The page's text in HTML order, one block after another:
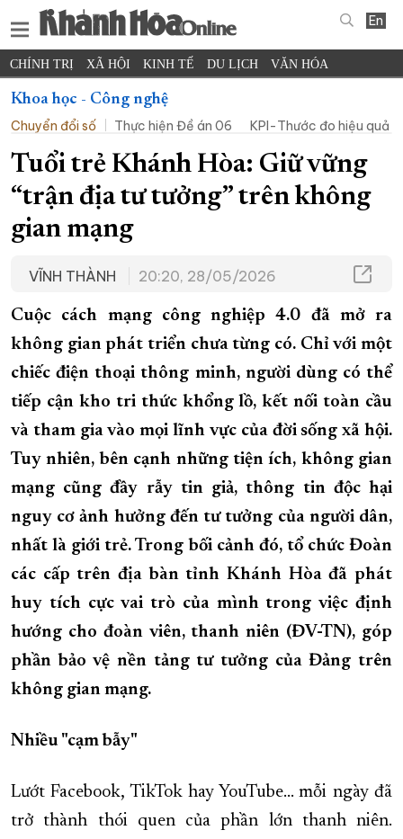
En
CHÍNH TRỊ XÃ HỘI KINH TẾ DU LỊCH VĂN HÓA
THỂ THAO ĐỜI SỐNG TIN ĐỊA PHƯƠNG
KHOA HỌC - CÔNG NGHỆ PHÁP LUẬT BẠN ĐỌC PHÓNG SỰ
THẾ GIỚI MULTIMEDIA VIDEO ĐỌC BÁO ONLINE
PODCAST THÔNG TIN - QUẢNG CÁO
QUY HOẠCH TỈNH KHÁNH HÒA
CHUNG TAY CẢI CÁCH HÀNH CHÍNH
XÂY DỰNG NÔNG THÔN MỚI LỊCH CẮT ĐIỆN
TÀU - XE - MÁY BAY
KỶ NIỆM 370 NĂM XÂY DỰNG VÀ PHÁT TRIỂN TỈNH KHÁNH HÒA
KHOẢNH KHẮC ĐẸP XỨ TRẦM
XÂY DỰNG KHÁNH HÒA TRỞ THÀNH THÀNH PHỐ TRỰC THUỘC
ĐẠI HỘI ĐẢNG CÁC CẤP TRANG CHỦ VỀ BÁO KHÁNH HÒA
Khoa học - Công nghệ
Chuyển đổi số
Thực hiện Đề án 06 KPI-Thước đo hiệu quả
Tuổi trẻ Khánh Hòa: Giữ vững
“trận địa tư tưởng” trên không
gian mạng
VĨNH THÀNH 20:20, 28/05/2026
Cuộc cách mạng công nghiệp 4.0 đã mở ra
không gian phát triển chưa từng có. Chỉ với một
chiếc điện thoại thông minh, người dùng có thể
tiếp cận kho tri thức khổng lồ, kết nối toàn cầu
và tham gia vào mọi lĩnh vực của đời sống xã hội.
Tuy nhiên, bên cạnh những tiện ích, không gian
mạng cũng đầy rẫy tin giả, thông tin độc hại
nguy cơ ảnh hưởng đến tư tưởng của người dân,
nhất là giới trẻ. Trong bối cảnh đó, tổ chức Đoàn
các cấp trên địa bàn tỉnh Khánh Hòa đã phát
huy tích cực vai trò của mình trong việc định
hướng cho đoàn viên, thanh niên (ĐV-TN), góp
phần bảo vệ nền tảng tư tưởng của Đảng trên
không gian mạng.
Nhiều "cạm bẫy"
Lướt Facebook, TikTok hay YouTube... mỗi ngày đã
trở thành thói quen của phần lớn thanh niên.